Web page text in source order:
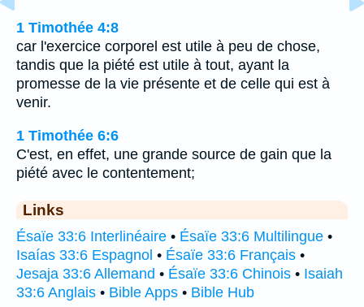
1 Timothée 4:8
car l'exercice corporel est utile à peu de chose,
tandis que la piété est utile à tout, ayant la
promesse de la vie présente et de celle qui est à
venir.
1 Timothée 6:6
C'est, en effet, une grande source de gain que la
piété avec le contentement;
Links
Ésaïe 33:6 Interlinéaire • Ésaïe 33:6 Multilingue •
Isaías 33:6 Espagnol • Ésaïe 33:6 Français •
Jesaja 33:6 Allemand • Ésaïe 33:6 Chinois • Isaiah
33:6 Anglais • Bible Apps • Bible Hub